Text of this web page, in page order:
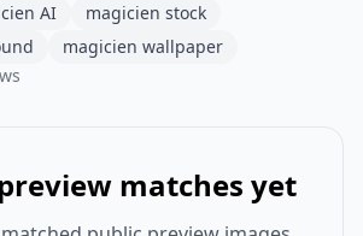
AI
magicien stock
magicien wallpaper
matches yet